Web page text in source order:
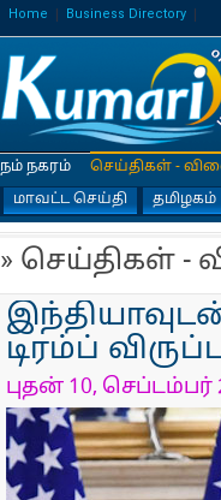
Home Business Directory
நம் நகரம்
செய்திகள் -
மாவட்ட செய்தி
தமிழகம்
» செய்திகள் -
டிரம்ப்
புதன் 10, செப்டம்பர்